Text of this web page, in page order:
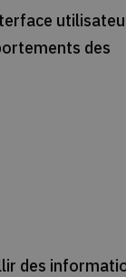
des
des